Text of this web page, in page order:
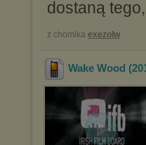
dostaną
z chomika exezolw
Wake Wood